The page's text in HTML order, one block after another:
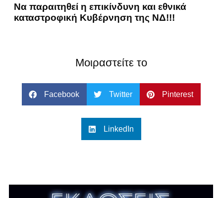
Να παραιτηθεί η επικίνδυνη και εθνικά
καταστροφική Κυβέρνηση της ΝΔ!!!
Μοιραστείτε το
Facebook Twitter Pinterest
LinkedIn